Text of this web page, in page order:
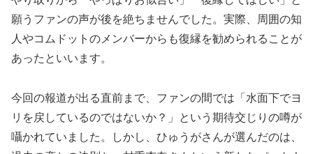
願うファンの声が後を絶ちませんでした。実際、周囲の知
人やコムドットのメンバーからも復縁を勧められることが
あったといいます。
今回の報道が出る直前まで、ファンの間では「水面下でヨ
リを戻しているのではないか？」という期待交じりの噂が
囁かれていました。しかし、ひゅうがさんが選んだのは、